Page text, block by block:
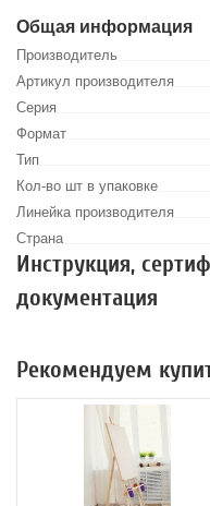
Общая информация
Производитель
Артикул производителя
Серия
Формат
Тип
Кол-во шт в упаковке
Линейка производителя
Страна
Инструкция,
документация
Рекомендуем